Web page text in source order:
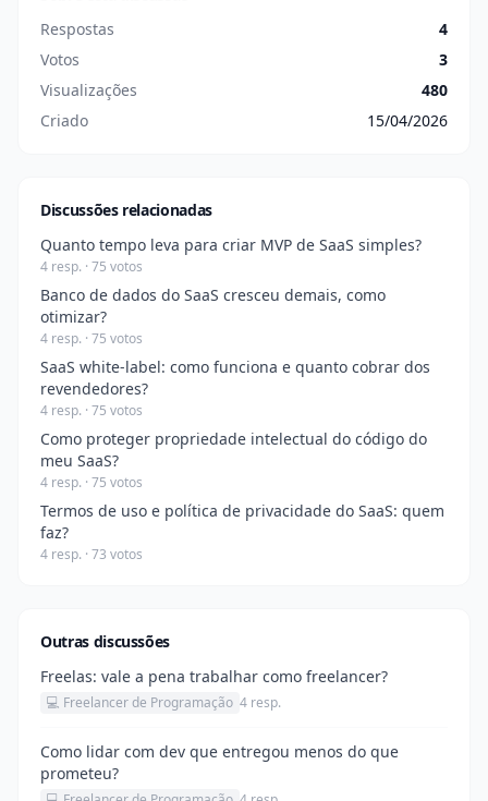
Respostas
4
Votos
3
Visualizações
480
Criado
15/04/2026
Discussões relacionadas
Quanto tempo leva para criar MVP de SaaS simples?
4 resp. · 75 votos
Banco de dados do SaaS cresceu demais, como
otimizar?
4 resp. · 75 votos
SaaS white-label: como funciona e quanto cobrar dos
revendedores?
4 resp. · 75 votos
Como proteger propriedade intelectual do código do
meu SaaS?
4 resp. · 75 votos
Termos de uso e política de privacidade do SaaS: quem
faz?
4 resp. · 73 votos
Outras discussões
Freelas: vale a pena trabalhar como freelancer?
💻 Freelancer de Programação 4 resp.
Como lidar com dev que entregou menos do que
prometeu?